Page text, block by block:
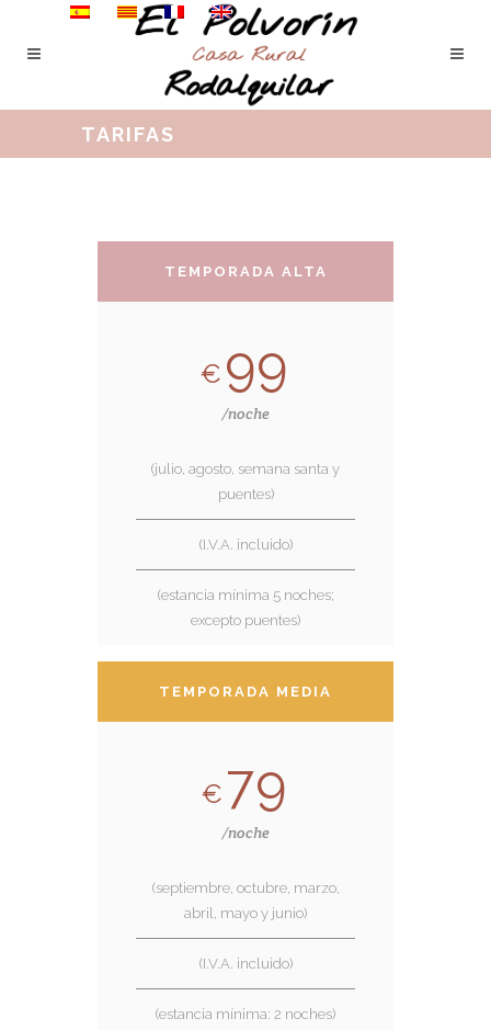
TARIFAS
TEMPORADA ALTA
€ 99
/noche
(julio, agosto, semana santa y
puentes)
(I.V.A. incluido)
(estancia mínima 5 noches;
excepto puentes)
TEMPORADA MEDIA
€ 79
/noche
(septiembre, octubre, marzo,
abril, mayo y junio)
(I.V.A. incluido)
(estancia mínima: 2 noches)